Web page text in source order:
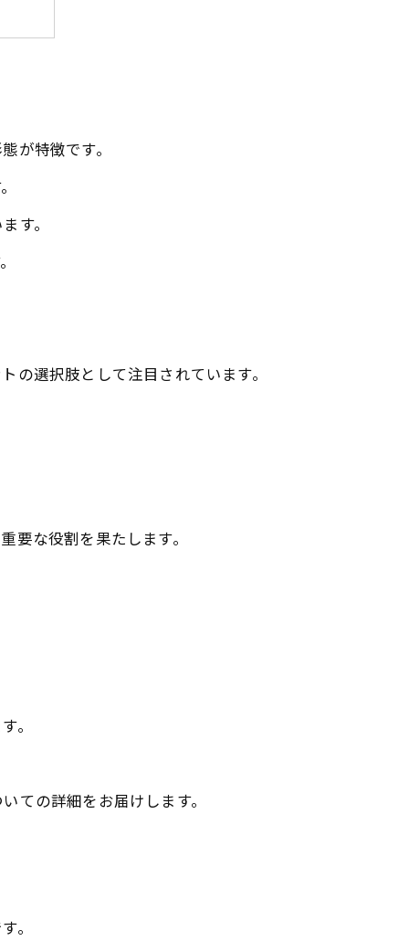
？
が特徴です。
す。
選択肢として注目されています。
な役割を果たします。
。
ての詳細をお届けします。
。